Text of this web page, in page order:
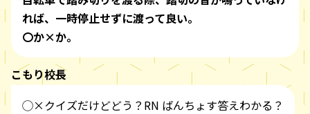
れば、一時停止せずに渡って良い。
〇か×か。
こもり校長
◯×クイズだけどどう？RN ばんちょす答えわかる？